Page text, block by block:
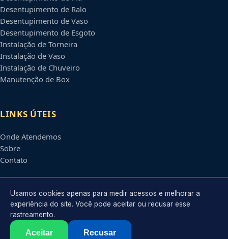
Desentupimento de Ralo
Desentupimento de Vaso
Desentupimento de Esgoto
Instalação de Torneira
Instalação de Vaso
Instalação de Chuveiro
Manutenção de Box
LINKS ÚTEIS
Onde Atendemos
Sobre
Contato
CONTATO
Atendimento em
contato@encanadoremguarulhos.com.br
Usamos cookies apenas para medir acessos e melhorar a
experiência do site. Você pode aceitar ou recusar esse
rastreamento.
Aceitar Recusar